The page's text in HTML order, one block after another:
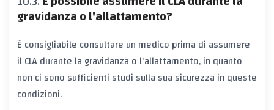
gravidanza o l'allattamento?
È consigliabile consultare un medico prima di assumere
il CLA durante la gravidanza o l'allattamento, in quanto
non ci sono sufficienti studi sulla sua sicurezza in queste
condizioni.